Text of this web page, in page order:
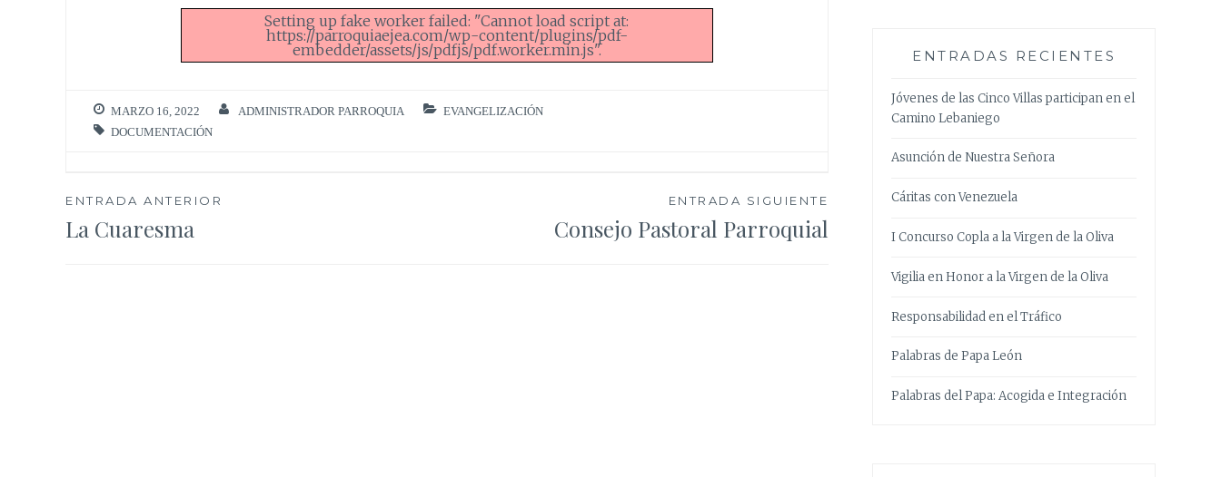
Setting up fake worker failed: "Cannot load script at:
https://parroquiaejea.com/wp-content/plugins/pdf-
embedder/assets/js/pdfjs/pdf.worker.min.js".
MARZO 16, 2022 ADMINISTRADOR PARROQUIA
EVANGELIZACIÓN
DOCUMENTACIÓN
Navegación
ENTRADA ANTERIOR
La Cuaresma
ENTRADA SIGUIENTE
Consejo Pastoral Parroquial
ENTRADAS RECIENTES
Jóvenes de las Cinco Villas participan en el
Camino Lebaniego
Asunción de Nuestra Señora
Cáritas con Venezuela
I Concurso Copla a la Virgen de la Oliva
Vigilia en Honor a la Virgen de la Oliva
Responsabilidad en el Tráfico
Palabras de Papa León
Palabras del Papa: Acogida e Integración